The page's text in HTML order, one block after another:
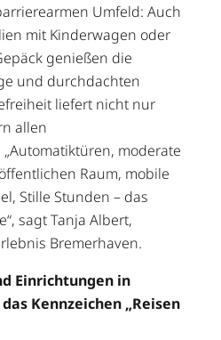
Umfeld: Auch
mit Kinderwagen oder
genießen die
und durchdachten
liefert nicht nur
allen
moderate
Raum, mobile
Stille Stunden – das
sagt Tanja Albert,
Bremerhaven.
Einrichtungen in
Kennzeichen „Reisen